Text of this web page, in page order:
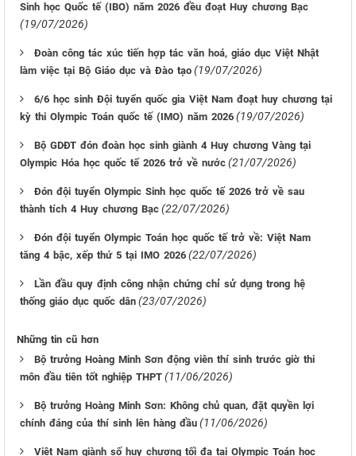
Sinh học Quốc tế (IBO) năm 2026 đều đoạt Huy chương Bạc
(19/07/2026)
Đoàn công tác xúc tiến hợp tác văn hoá, giáo dục Việt Nhật
làm việc tại Bộ Giáo dục và Đào tạo (19/07/2026)
6/6 học sinh Đội tuyển quốc gia Việt Nam đoạt huy chương tại
kỳ thi Olympic Toán quốc tế (IMO) năm 2026 (19/07/2026)
Bộ GDĐT đón đoàn học sinh giành 4 Huy chương Vàng tại
Olympic Hóa học quốc tế 2026 trở về nước (21/07/2026)
Đón đội tuyển Olympic Sinh học quốc tế 2026 trở về sau
thành tích 4 Huy chương Bạc (22/07/2026)
Đón đội tuyển Olympic Toán học quốc tế trở về: Việt Nam
tăng 4 bậc, xếp thứ 5 tại IMO 2026 (22/07/2026)
Lần đầu quy định công nhận chứng chỉ sử dụng trong hệ
thống giáo dục quốc dân (23/07/2026)
Những tin cũ hơn
Bộ trưởng Hoàng Minh Sơn động viên thí sinh trước giờ thi
môn đầu tiên tốt nghiệp THPT (11/06/2026)
Bộ trưởng Hoàng Minh Sơn: Không chủ quan, đặt quyền lợi
chính đáng của thí sinh lên hàng đầu (11/06/2026)
Việt Nam giành số huy chương tối đa tại Olympic Toán học